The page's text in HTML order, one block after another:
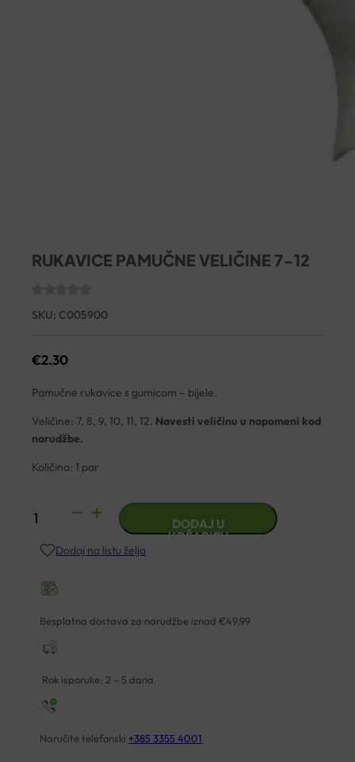
RUKAVICE PAMUČNE VELIČINE 7-12
SKU: C005900
€2.30
Pamučne rukavice s gumicom – bijele.
Veličine: 7, 8, 9, 10, 11, 12. Navesti veličinu u napomeni kod
narudžbe.
Količina: 1 par
RUKAVICE
VELIČINE
12
količina
DODAJ U
KOŠARICU
Dodaj na listu želja
Besplatna dostava za narudžbe iznad €49,99
Rok isporuke: 2 – 5 dana
Naručite telefonski +385 3355 4001